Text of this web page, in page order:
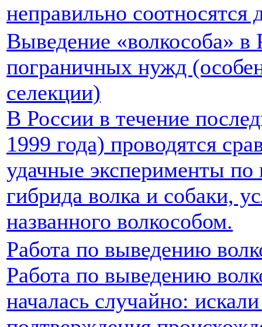
неправильно соотносятся
Выведение «волкособа» в
пограничных нужд
селекции)
В России в течение
1999 года) проводятся
удачные эксперименты
гибрида волка и собаки,
названного волкособом.
Работа по выведению
Работа по выведению
началась случайно: